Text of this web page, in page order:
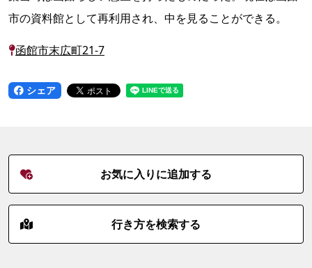
市の資料館として再利用され、中を見ることができる。
函館市末広町21-7
シェア
お気に入りに追加する
行き方を検索する